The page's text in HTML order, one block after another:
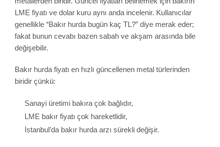
LME fiyatı ve dolar kuru aynı anda incelenir. Kullanıcılar
genellikle “Bakır hurda bugün kaç TL?” diye merak eder;
fakat bunun cevabı bazen sabah ve akşam arasında bile
değişebilir.
Bakır hurda fiyatı en hızlı güncellenen metal türlerinden
biridir çünkü:
Sanayi üretimi bakıra çok bağlıdır,
LME bakır fiyatı çok hareketlidir,
İstanbul’da bakır hurda arzı sürekli değişir.